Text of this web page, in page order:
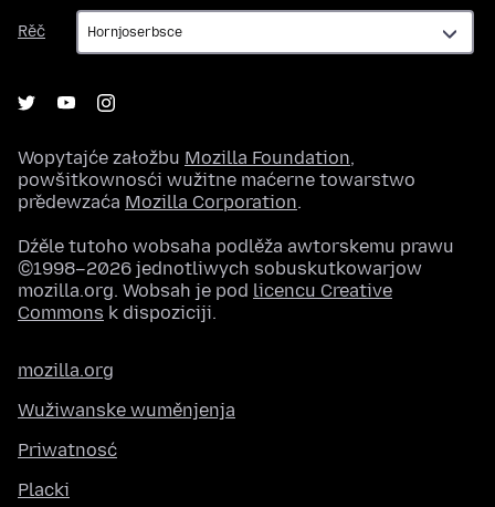
Rěč
Rěč
Wopytajće załožbu Mozilla Foundation,
powšitkownosći wužitne maćerne towarstwo
předewzaća Mozilla Corporation.
Dźěle tutoho wobsaha podlěža awtorskemu prawu
©1998–2026 jednotliwych sobuskutkowarjow
mozilla.org. Wobsah je pod licencu Creative
Commons k dispoziciji.
mozilla.org
Wužiwanske wuměnjenja
Priwatnosć
Placki